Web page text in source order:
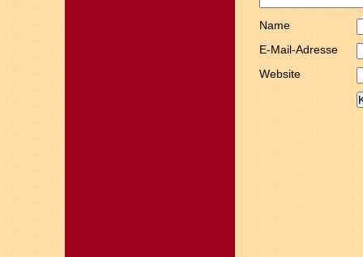
Name
E-Mail-Adresse
Website